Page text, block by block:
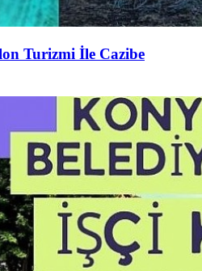
Turizmi İle Cazibe